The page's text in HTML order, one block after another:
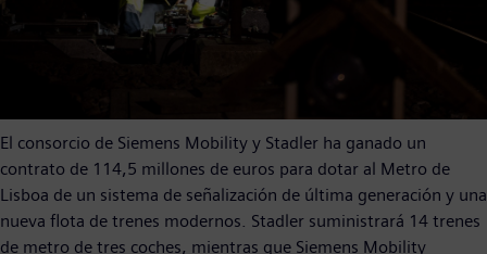
El consorcio de Siemens Mobility y Stadler ha ganado un
contrato de 114,5 millones de euros para dotar al Metro de
Lisboa de un sistema de señalización de última generación y una
nueva flota de trenes modernos. Stadler suministrará 14 trenes
de metro de tres coches, mientras que Siemens Mobility